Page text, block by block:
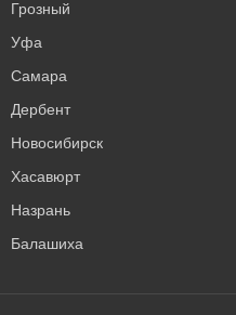
Грозный
Уфа
Самара
Дербент
Новосибирск
Хасавюрт
Назрань
Балашиха